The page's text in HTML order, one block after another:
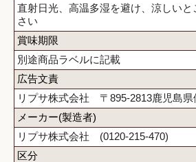
直射日光、高温多湿を避け、涼しい
さい
賞味期限
別途商品ラベルに記載
広告文責
リプサ株式会社 〒895-2813鹿児島県
メーカー(製造者)
リプサ株式会社 (0120-215-470)
区分